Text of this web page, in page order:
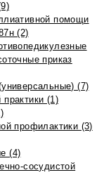
помощи
(2)
приказ
(7)
(1)
профилактики (3)
(4)
сосудистой